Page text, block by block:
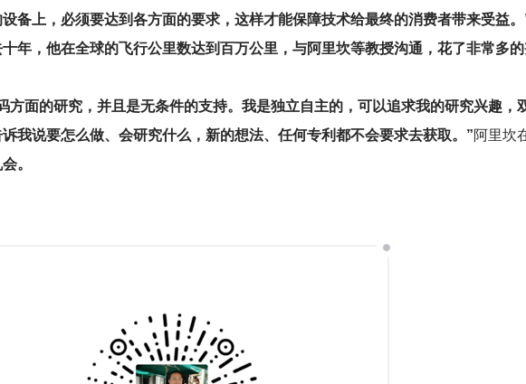
备上，必须要达到各方面的要求，这样才能保障技术给最终的消费者带来受益。
年，他在全球的飞行公里数达到百万公里，与阿里坎等教授沟通，花了非常多的
方面的研究，并且是无条件的支持。我是独立自主的，可以追求我的研究兴趣，
我说要怎么做、会研究什么，新的想法、任何专利都不会要求去获取。”阿里坎
。